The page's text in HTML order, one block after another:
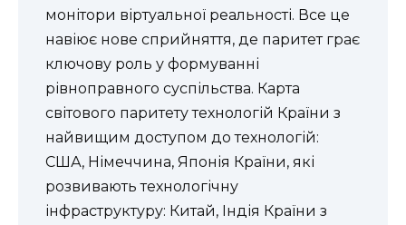
монітори віртуальної реальності. Все це
навіює нове сприйняття, де паритет грає
ключову роль у формуванні
рівноправного суспільства. Карта
світового паритету технологій Країни з
найвищим доступом до технологій:
США, Німеччина, Японія Країни, які
розвивають технологічну
інфраструктуру: Китай, Індія Країни з